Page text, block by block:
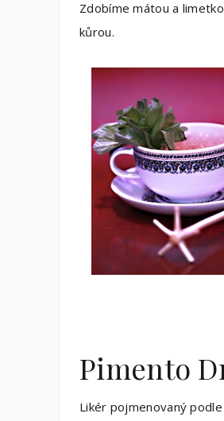
Zdobíme mátou a
kůrou.
Pimento
Likér pojmenovaný podle